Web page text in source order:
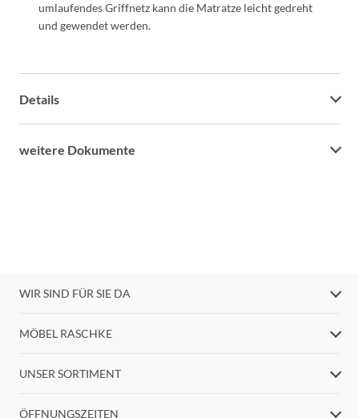
umlaufendes Griffnetz kann die Matratze leicht gedreht
und gewendet werden.
Details
weitere Dokumente
WIR SIND FÜR SIE DA
MÖBEL RASCHKE
UNSER SORTIMENT
ÖFFNUNGSZEITEN